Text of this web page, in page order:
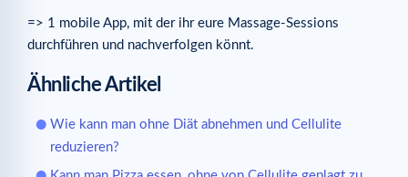
=> 1 mobile App, mit der ihr eure Massage-Sessions
durchführen und nachverfolgen könnt.
Ähnliche Artikel
Wie kann man ohne Diät abnehmen und Cellulite
reduzieren?